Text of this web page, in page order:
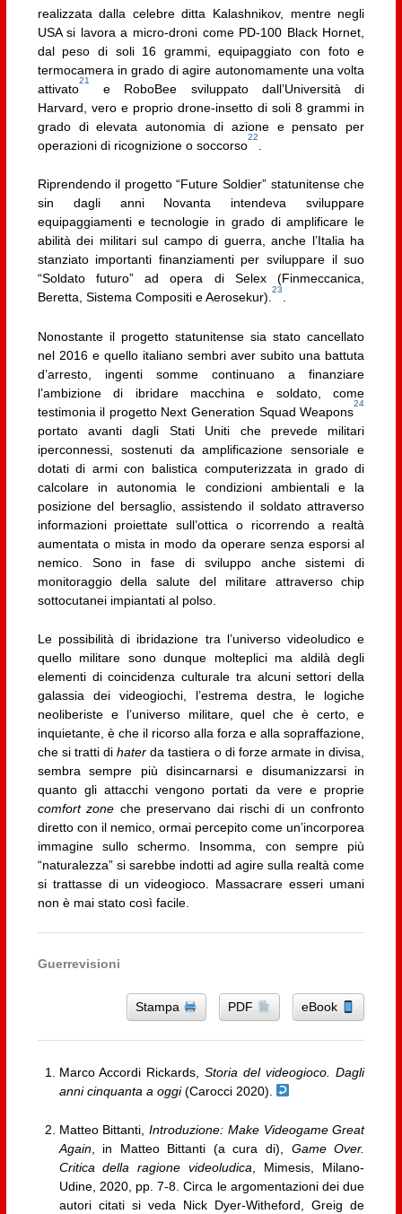
realizzata dalla celebre ditta Kalashnikov, mentre negli
USA si lavora a micro-droni come PD-100 Black Hornet,
dal peso di soli 16 grammi, equipaggiato con foto e
termocamera in grado di agire autonomamente una volta
attivato
21
e RoboBee sviluppato dall’Università di
Harvard, vero e proprio drone-insetto di soli 8 grammi in
grado di elevata autonomia di azione e pensato per
operazioni di ricognizione o soccorso
22
Riprendendo il progetto “Future Soldier” statunitense che
sin dagli anni Novanta intendeva sviluppare
equipaggiamenti e tecnologie in grado di amplificare le
abilità dei militari sul campo di guerra, anche l’Italia ha
stanziato importanti finanziamenti per sviluppare il suo
“Soldato futuro” ad opera di Selex (Finmeccanica,
Beretta, Sistema Compositi e Aerosekur).
23
.
Nonostante il progetto statunitense sia stato cancellato
nel 2016 e quello italiano sembri aver subito una battuta
d’arresto, ingenti somme continuano a finanziare
l’ambizione di ibridare macchina e soldato, come
testimonia il progetto Next Generation Squad Weapons
24
portato avanti dagli Stati Uniti che prevede militari
iperconnessi, sostenuti da amplificazione sensoriale e
dotati di armi con balistica computerizzata in grado di
calcolare in autonomia le condizioni ambientali e la
posizione del bersaglio, assistendo il soldato attraverso
informazioni proiettate sull’ottica o ricorrendo a realtà
aumentata o mista in modo da operare senza esporsi al
nemico. Sono in fase di sviluppo anche sistemi di
monitoraggio della salute del militare attraverso chip
sottocutanei impiantati al polso.
Le possibilità di ibridazione tra l’universo videoludico e
quello militare sono dunque molteplici ma aldilà degli
elementi di coincidenza culturale tra alcuni settori della
galassia dei videogiochi, l’estrema destra, le logiche
neoliberiste e l’universo militare, quel che è certo, e
inquietante, è che il ricorso alla forza e alla sopraffazione,
che si tratti dihater da tastiera o di forze armate in divisa,
sembra sempre più disincarnarsi e disumanizzarsi in
quanto gli attacchi vengono portati da vere e proprie
comfort zone che preservano dai rischi di un confronto
diretto con il nemico, ormai percepito come un’incorporea
immagine sullo schermo. Insomma, con sempre più
“naturalezza” si sarebbe indotti ad agire sulla realtà come
si trattasse di un videogioco. Massacrare esseri umani
non è mai stato così facile.
Guerrevisioni
Stampa PDF eBook
Marco Accordi Rickards,Storia del videogioco. Dagli
anni cinquanta a oggi(Carocci 2020).
Matteo Bittanti,Introduzione: Make Videogame Great
Again, in Matteo Bittanti (a cura di), Game Over.
Critica della ragione videoludica, Mimesis, Milano-
Udine, 2020, pp. 7-8. Circa le argomentazioni dei due
autori citati si veda Nick Dyer-Witheford, Greig de